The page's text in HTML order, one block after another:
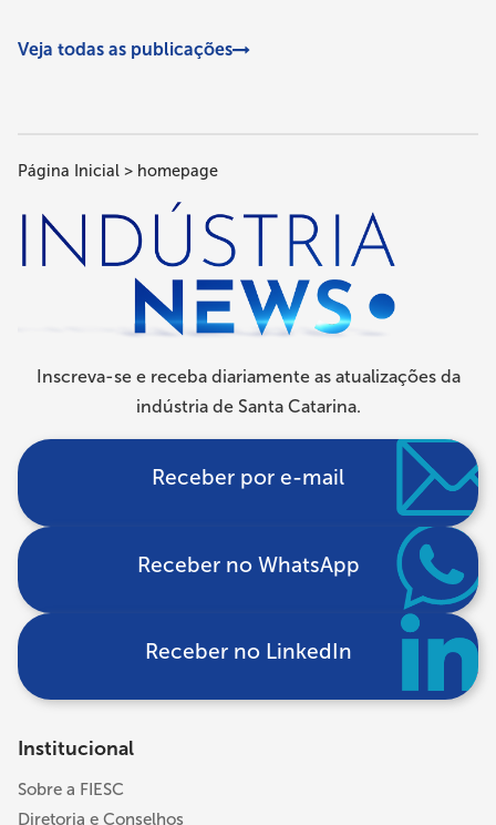
Veja todas as publicações
Trilha
de
navegação
Página Inicial homepage
Inscreva-se e receba diariamente as atualizações da
indústria de Santa Catarina.
Receber por e-mail
Receber no WhatsApp
Receber no LinkedIn
Institucional
Sobre a FIESC
Diretoria e Conselhos